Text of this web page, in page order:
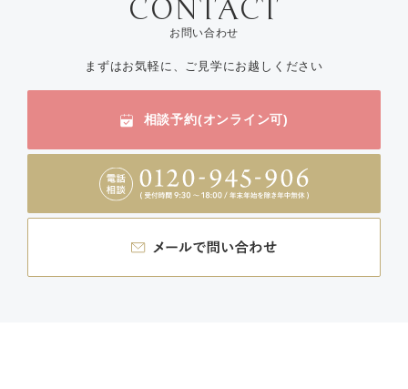
お問い合わせ
まずはお気軽に、ご見学にお越しください
相談予約(オンライン可)